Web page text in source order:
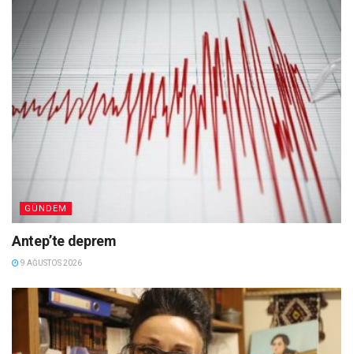
GÜNDEM
Antep’te deprem
9 AĞUSTOS 2026